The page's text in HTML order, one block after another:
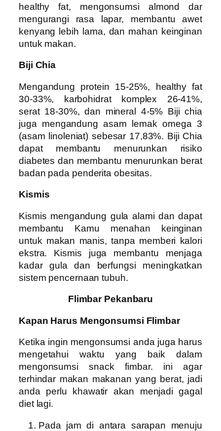
healthy fat, mengonsumsi almond dar
mengurangi rasa lapar, membantu awet
kenyang lebih lama, dan mahan keinginan
untuk makan.
Biji Chia
Mengandung protein 15-25%, healthy fat
30-33%, karbohidrat komplex 26-41%,
serat 18-30%, dan mineral 4-5% Biji chia
juga mengandung asam lemak omega 3
(asam linoleniat) sebesar 17,83%. Biji Chia
dapat membantu menurunkan risiko
diabetes dan membantu menurunkan berat
badan pada penderita obesitas.
Kismis
Kismis mengandung gula alami dan dapat
membantu Kamu menahan keinginan
untuk makan manis, tanpa memberi kalori
ekstra. Kismis juga membantu menjaga
kadar gula dan berfungsi meningkatkan
sistem pencernaan tubuh.
Flimbar Pekanbaru
Kapan Harus Mengonsumsi Flimbar
Ketika ingin mengonsumsi anda juga harus
mengetahui waktu yang baik dalam
mengonsumsi snack fimbar. ini agar
terhindar makan makanan yang berat, jadi
anda perlu khawatir akan menjadi gagal
diet lagi.
Pada jam di antara sarapan menuju